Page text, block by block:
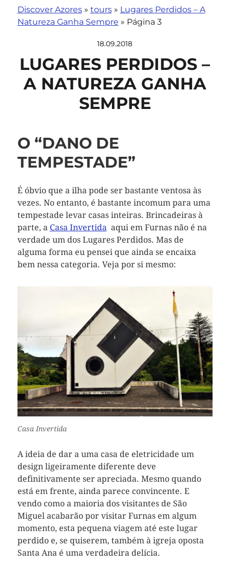
Discover Azores» tours» Lugares Perdidos – A
Natureza Ganha Sempre » Página 3
18.09.2018
LUGARES PERDIDOS –
A NATUREZA GANHA
SEMPRE
O “DANO DE
TEMPESTADE”
É óbvio que a ilha pode ser bastante ventosa às
vezes. No entanto, é bastante incomum para uma
tempestade levar casas inteiras. Brincadeiras à
parte, a Casa Invertidaaqui em Furnas não é na
verdade um dos Lugares Perdidos. Mas de
alguma forma eu pensei que ainda se encaixa
bem nessa categoria. Veja por si mesmo:
Casa Invertida
A ideia de dar a uma casa de eletricidade um
design ligeiramente diferente deve
definitivamente ser apreciada. Mesmo quando
está em frente, ainda parece convincente. E
vendo como a maioria dos visitantes de São
Miguel acabarão por visitar Furnas em algum
momento, esta pequena viagem até este lugar
perdido e, se quiserem, também à igreja oposta
Santa Ana é uma verdadeira delícia.